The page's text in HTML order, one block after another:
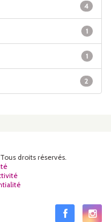
4
1
1
2
droits réservés.